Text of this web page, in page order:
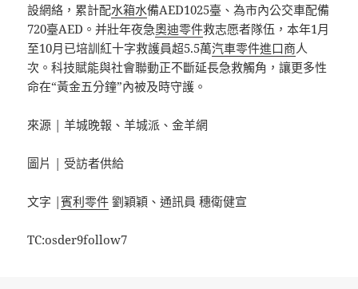
設網絡，累計配水箱水備AED1025臺、為市內公交車配備
720臺AED。并壯年夜急奧迪零件救志愿者隊伍，本年1月
至10月已培訓紅十字救護員超5.5萬汽車零件進口商人
次。科技賦能與社會聯動正不斷延長急救觸角，讓更多性
命在“黃金五分鐘”內被及時守護。
來源 | 羊城晚報、羊城派、金羊網
圖片 | 受訪者供給
文字 |賓利零件 劉穎穎、通訊員 穗衛健宣
TC:osder9follow7